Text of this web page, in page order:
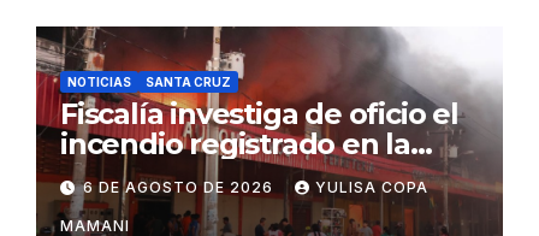
NOTICIAS SANTA CRUZ
Fiscalía investiga de oficio el
incendio registrado en la
feria Barrio Lindo
6 DE AGOSTO DE 2026 YULISA COPA
MAMANI